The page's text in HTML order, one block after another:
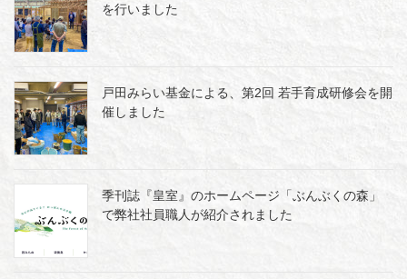
を行いました
戸田みらい基金による、第2回 若手育成研修会を開
催しました
季刊誌『皇室』のホームページ「ぶんぶくの森」
で弊社社員職人が紹介されました